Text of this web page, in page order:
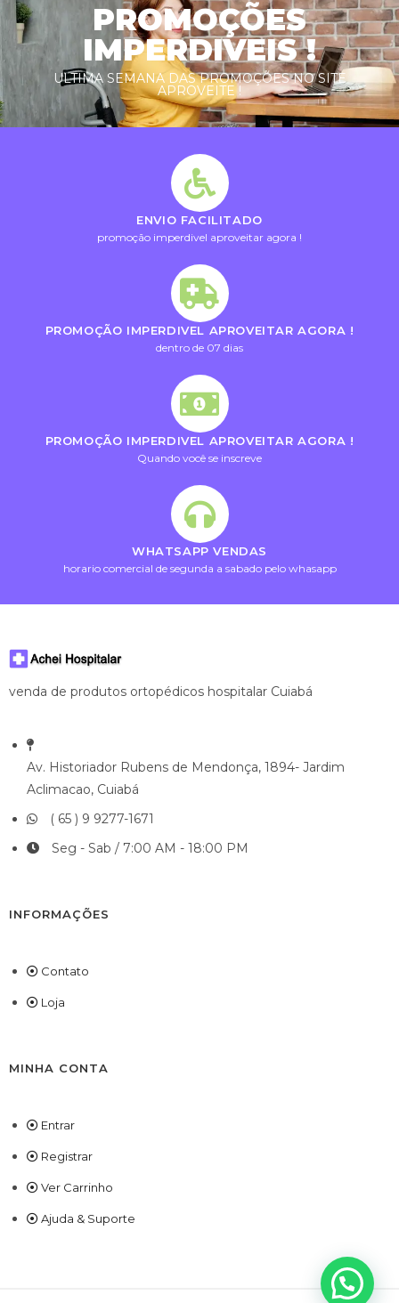
PROMOÇÕES
IMPERDIVEIS !
ULTIMA SEMANA DAS PROMOÇÕES NO SITE
APROVEITE !
ENVIO FACILITADO
promoção imperdivel aproveitar agora !
PROMOÇÃO IMPERDIVEL APROVEITAR AGORA !
dentro de 07 dias
PROMOÇÃO IMPERDIVEL APROVEITAR AGORA !
Quando você se inscreve
WHATSAPP VENDAS
horario comercial de segunda a sabado pelo whasapp
venda de produtos ortopédicos hospitalar Cuiabá
Av. Historiador Rubens de Mendonça, 1894- Jardim
Aclimacao, Cuiabá
( 65 ) 9 9277-1671
Seg - Sab / 7:00 AM - 18:00 PM
INFORMAÇÕES
Contato
Loja
MINHA CONTA
Entrar
Registrar
Ver Carrinho
Ajuda & Suporte